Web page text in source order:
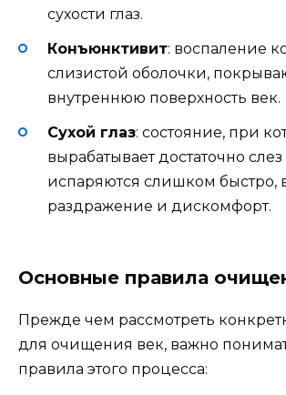
сухости глаз.
Конъюнктивит: воспаление
слизистой оболочки,
внутреннюю поверхность век.
Сухой глаз: состояние, при
вырабатывает достаточно
испаряются слишком быстро,
раздражение и дискомфорт.
Основные правила
Прежде чем рассмотреть
для очищения век, важно
правила этого процесса: